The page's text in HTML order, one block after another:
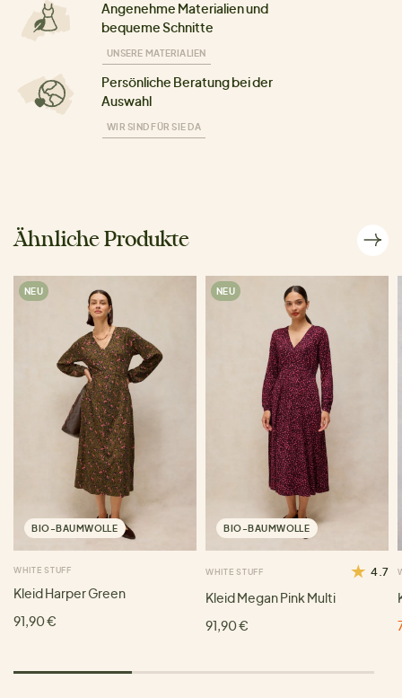
Angenehme Materialien und
bequeme Schnitte
UNSERE MATERIALIEN
Persönliche Beratung bei der
Auswahl
WIR SIND FÜR SIE DA
Ähnliche Produkte
NEU
BIO-BAUMWOLLE
WHITE STUFF
Kleid Harper Green
91,90 €
NEU
BIO-BAUMWOLLE
WHITE STUFF 4.7
Kleid Megan Pink Multi
91,90 €